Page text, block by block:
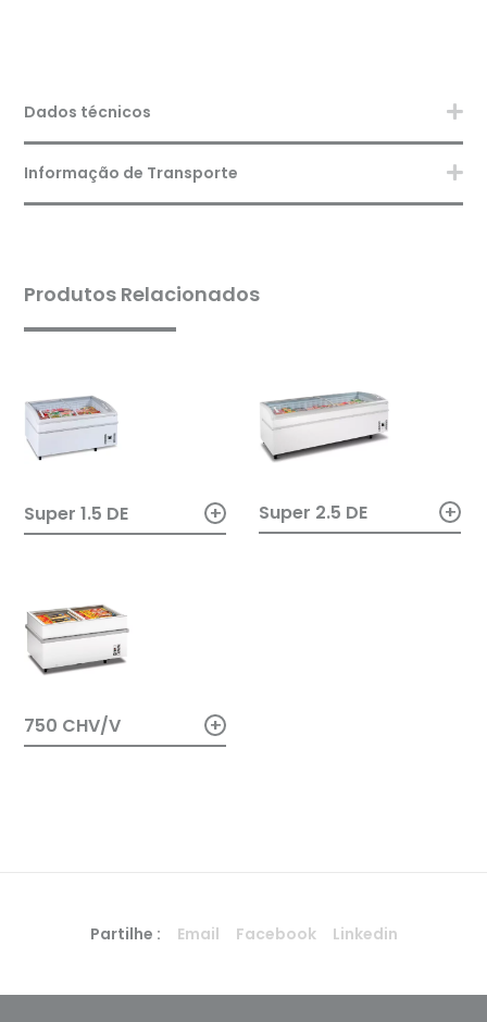
Dados técnicos
Informação de Transporte
Produtos Relacionados
Super 1.5 DE + Super 2.5 DE +
750 CHV/V +
Partilhe : Email Facebook Linkedin